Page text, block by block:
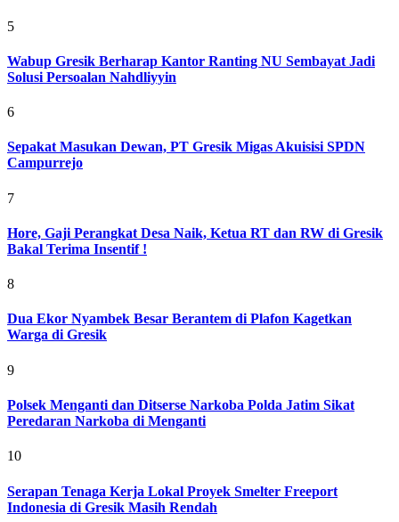
5
Wabup Gresik Berharap Kantor Ranting NU Sembayat Jadi
Solusi Persoalan Nahdliyyin
6
Sepakat Masukan Dewan, PT Gresik Migas Akuisisi SPDN
Campurrejo
7
Hore, Gaji Perangkat Desa Naik, Ketua RT dan RW di Gresik
Bakal Terima Insentif !
8
Dua Ekor Nyambek Besar Berantem di Plafon Kagetkan
Warga di Gresik
9
Polsek Menganti dan Ditserse Narkoba Polda Jatim Sikat
Peredaran Narkoba di Menganti
10
Serapan Tenaga Kerja Lokal Proyek Smelter Freeport
Indonesia di Gresik Masih Rendah